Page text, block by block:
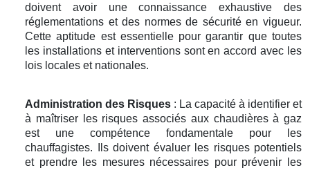
doivent avoir une connaissance exhaustive des
réglementations et des normes de sécurité en vigueur.
Cette aptitude est essentielle pour garantir que toutes
les installations et interventions sont en accord avec les
lois locales et nationales.
Administration des Risques : La capacité à identifier et
à maîtriser les risques associés aux chaudières à gaz
est une compétence fondamentale pour les
chauffagistes. Ils doivent évaluer les risques potentiels
et prendre les mesures nécessaires pour prévenir les